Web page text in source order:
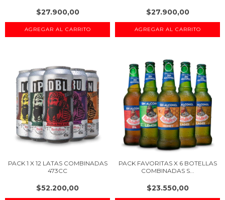
$27.900,00 $27.900,00
PACK 1 X 12 LATAS COMBINADAS
473CC
$52.200,00
PACK FAVORITAS X 6 BOTELLAS
COMBINADAS S...
$23.550,00